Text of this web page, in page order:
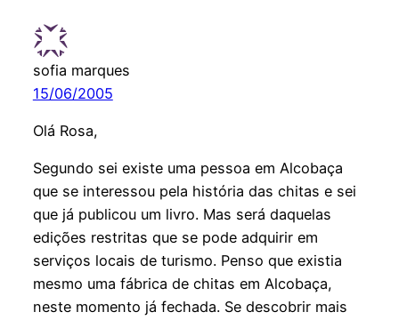
sofia marques
15/06/2005
Olá Rosa,
Segundo sei existe uma pessoa em Alcobaça
que se interessou pela história das chitas e sei
que já publicou um livro. Mas será daquelas
edições restritas que se pode adquirir em
serviços locais de turismo. Penso que existia
mesmo uma fábrica de chitas em Alcobaça,
neste momento já fechada. Se descobrir mais